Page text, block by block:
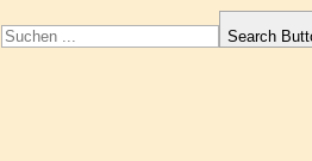
Search